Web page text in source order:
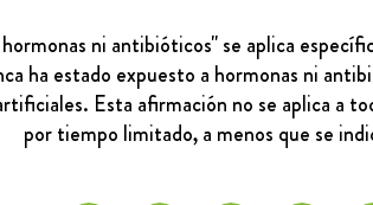
ni antibióticos" se aplica
ha estado expuesto a hormonas ni
Esta afirmación no se aplica a
por tiempo limitado, a menos que se